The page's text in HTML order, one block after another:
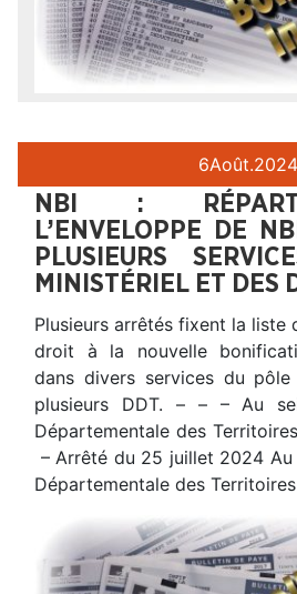
6Août.2024
NBI :
L’ENVELOPPE DE
PLUSIEURS
MINISTÉRIEL ET DES
Plusieurs arrêtés fixent la liste
droit à la nouvelle
dans divers services du
plusieurs DDT. – – – Au
Départementale des
– Arrêté du 25 juillet 2024
Départementale des